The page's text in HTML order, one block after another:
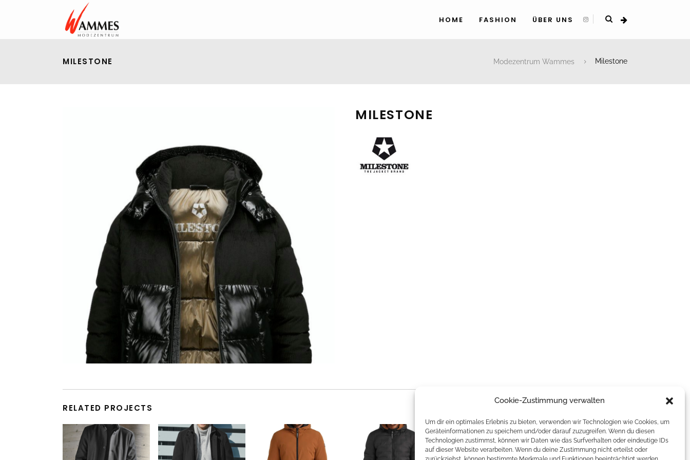
Cookie-Zustimmung verwalten
Um dir ein optimales Erlebnis zu bieten, verwenden wir Technologien wie Cookies, um
Geräteinformationen zu speichern und/oder darauf zuzugreifen. Wenn du diesen
Technologien zustimmst, können wir Daten wie das Surfverhalten oder eindeutige IDs
auf dieser Website verarbeiten. Wenn du deine Zustimmung nicht erteilst oder
HOME FASHION ÜBER UNS
MILESTONE Modezentrum Wammes Milestone
MILESTONE
RELATED PROJECTS